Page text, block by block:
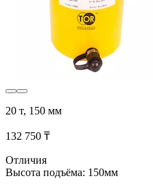
20 т, 150 мм
132 750 ₸
Отличия
Высота подъёма: 150мм